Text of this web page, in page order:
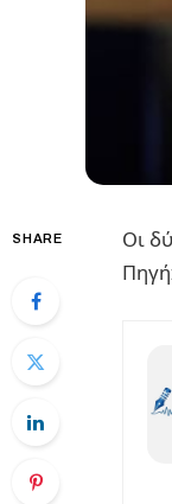
SHARE
Οι